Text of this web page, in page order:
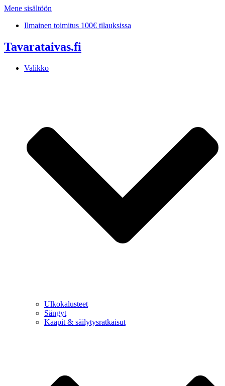
Mene sisältöön
Ilmainen toimitus 100€ tilauksissa
Tavarataivas.fi
Valikko
Ulkokalusteet
Sängyt
Kaapit & säilytysratkaisut